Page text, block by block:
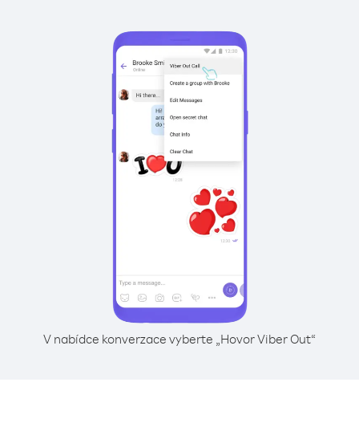
V nabídce konverzace vyberte „Hovor Viber Out“